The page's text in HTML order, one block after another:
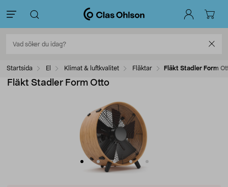
Startsida El Klimat & luftkvalitet Fläktar Fläkt Stadler Form
Fläkt Stadler Form Otto